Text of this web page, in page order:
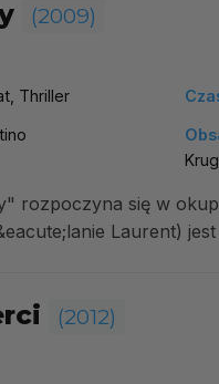
(2009)
Thriller
rozpoczyna się w
Laurent)
(2012)